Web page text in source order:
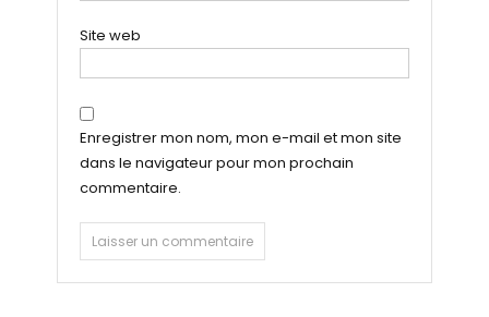
Site web
Enregistrer mon nom, mon e-mail et mon site
dans le navigateur pour mon prochain
commentaire.